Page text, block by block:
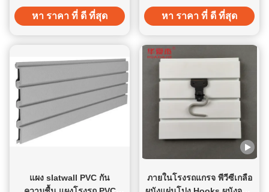
ความชื้นอุตสาหกรรมแผง
เพดานพีวีซี / ตกแต่งฟาร์ม
หา ราคา ที่ ดี ที่สุด
ตกแต่งบ้าน
หา ราคา ที่ ดี ที่สุด
แผง slatwall PVC กัน
ภายในโรงรถแกรจ พีวีซีเกลือ